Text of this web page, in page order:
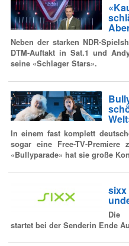
Neben der starken NDR-
DTM-Auftakt in Sat.1 und
seine «Schlager Stars».
In einem fast komplett
sogar eine Free-TV-
«Bullyparade» hat sie große
sixx
Die
startet bei der Senderin Ende